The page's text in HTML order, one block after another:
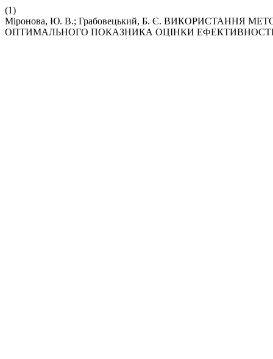
(1)
Міронова, Ю. В.; Грабовецький, Б. Є. ВИКОРИСТАННЯ
ОПТИМАЛЬНОГО ПОКАЗНИКА ОЦІНКИ